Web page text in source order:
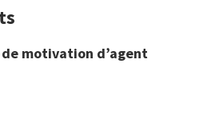
motivation d’agent